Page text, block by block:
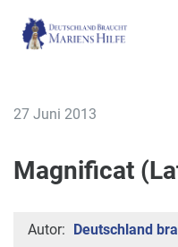
27 Juni 2013
Magnificat
Autor: Deutschland